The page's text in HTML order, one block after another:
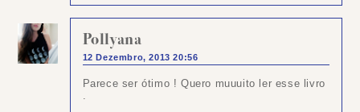
Pollyana
12 Dezembro, 2013 20:56
Parece ser ótimo ! Quero muuuito ler esse livro